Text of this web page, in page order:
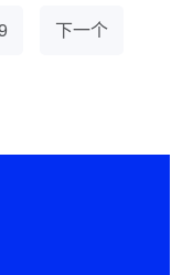
下一个